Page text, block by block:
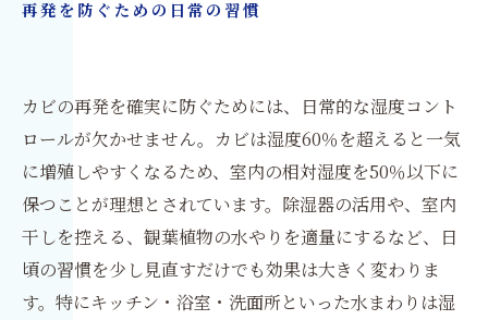
再発を防ぐための日常の習慣
カビの再発を確実に防ぐためには、日常的な湿度コント
ロールが欠かせません。カビは湿度60％を超えると一気
に増殖しやすくなるため、室内の相対湿度を50％以下に
保つことが理想とされています。除湿器の活用や、室内
干しを控える、観葉植物の水やりを適量にするなど、日
頃の習慣を少し見直すだけでも効果は大きく変わりま
す。特にキッチン・浴室・洗面所といった水まわりは湿